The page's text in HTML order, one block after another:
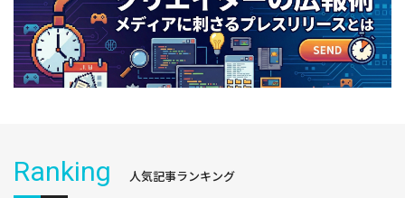
Ranking 人気記事ランキング